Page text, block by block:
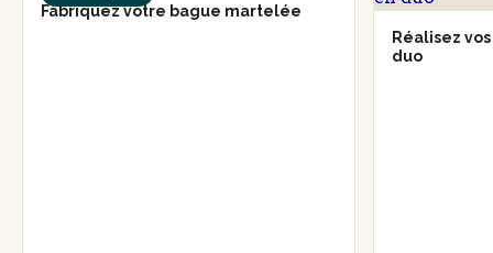
Fabriquez votre bague martelée
Réalisez
duo